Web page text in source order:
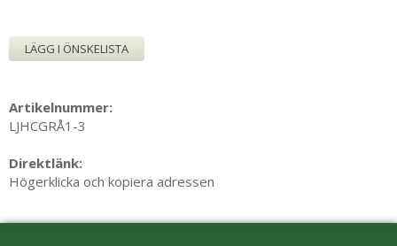
LÄGG I ÖNSKELISTA
Artikelnummer:
LJHCGRÅ1-3
Direktlänk:
Högerklicka och kopiera adressen